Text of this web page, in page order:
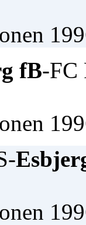
fB-FC